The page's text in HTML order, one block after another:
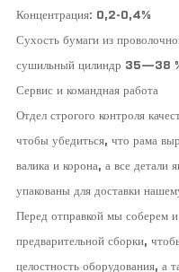
Концентрация: 0,2-0,4%
Сухость бумаги из
сушильный цилиндр 35—38
Сервис и командная работа
Отдел строгого контроля
чтобы убедиться, что рама
валика и корона, а все детали
упакованы для доставки
Перед отправкой мы соберем
предварительной сборки,
целостность оборудования, а